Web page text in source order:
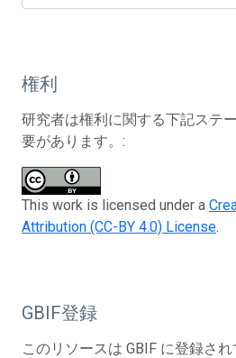
権利
研究者は権利に関する下記ステ
要があります。:
This work is licensed under a
Attribution (CC-BY 4.0) License.
GBIF登録
このリソースは GBIF に登録され